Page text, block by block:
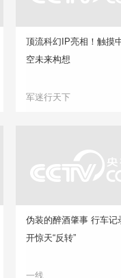
顶流科幻IP亮相！触摸
空未来构想
军迷行天下
伪装的醉酒肇事 行车记
开惊天“反转”
一线